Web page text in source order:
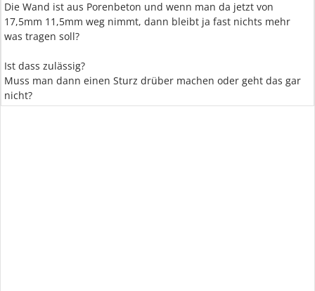
Die Wand ist aus Porenbeton und wenn man da jetzt von
17,5mm 11,5mm weg nimmt, dann bleibt ja fast nichts mehr
was tragen soll?
Ist dass zulässig?
Muss man dann einen Sturz drüber machen oder geht das gar
nicht?